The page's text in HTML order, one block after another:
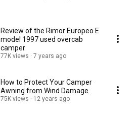
Review of the Rimor Europeo E
model 1997 used overcab
camper
77K views 7 years ago
How to Protect Your Camper
Awning from Wind Damage
75K views 12 years ago